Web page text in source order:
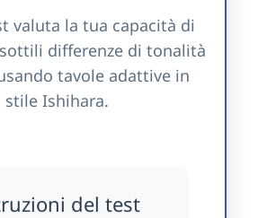
valuta la tua capacità di
differenze di tonalità
tavole adattive in
stile Ishihara.
del test